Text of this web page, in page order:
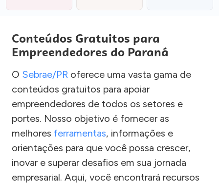
Conteúdos Gratuitos para
Empreendedores do Paraná
O Sebrae/PR oferece uma vasta gama de
conteúdos gratuitos para apoiar
empreendedores de todos os setores e
portes. Nosso objetivo é fornecer as
melhores ferramentas, informações e
orientações para que você possa crescer,
inovar e superar desafios em sua jornada
empresarial. Aqui, você encontrará recursos